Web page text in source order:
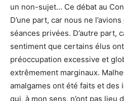
un non-sujet… Ce débat au
D’une part, car nous ne
séances privées. D’autre part,
sentiment que certains élus
préoccupation excessive et
extrêmement marginaux.
amalgames ont été faits et des
qui, à mon sens, n’ont pas lieu